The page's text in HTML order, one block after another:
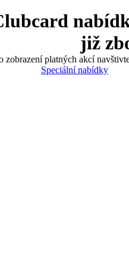
již
zobrazení platných akcí
Speciální nabídky